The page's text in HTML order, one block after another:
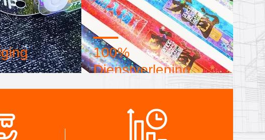
terminals
heeft.
100%
Dienstverlening
verpakkingen, FOB, CIF, DDU en
DDP. Laat ons u helpen de beste
oplossing te vinden voor al uw